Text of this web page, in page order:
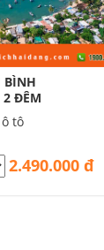
BÌNH
2 ĐÊM
tô
2.490.000 đ